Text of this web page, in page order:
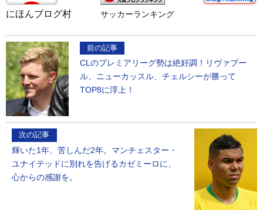
にほんブログ村 サッカーランキング
前の記事
CLのプレミアリーグ勢は絶好調！リヴァプー
ル、ニューカッスル、チェルシーが勝って
TOP8に浮上！
次の記事
輝いた1年、苦しんだ2年。マンチェスター・
ユナイテッドに別れを告げるカゼミーロに、
心からの感謝を。